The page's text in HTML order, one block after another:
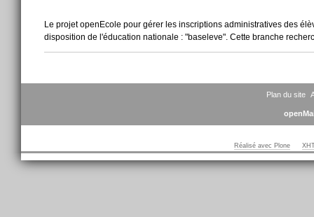
Le projet openEcole pour gérer les inscriptions administratives des
disposition de l'éducation nationale : "baseleve". Cette branche
document
Plan du site
Réalisé avec Plone